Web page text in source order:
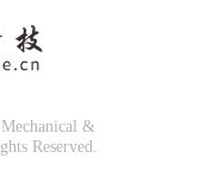
&
Reserved.